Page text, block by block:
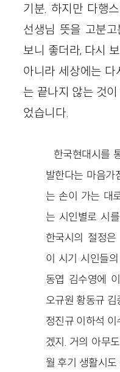
기분. 하지만 다행
선생님 뜻을 고분
보니 좋더라, 다시
아니라 세상에는
는 끝나지 않는 것
었습니다.
한국현대시를
발한다는 마음가
는 손이 가는 대
는 시인별로 시
한국시의 절정
이 시기 시인들
동엽 김수영에
오규원 황동규
정진규 이하석 이
겠지. 거의 아무
월 후기 생활시